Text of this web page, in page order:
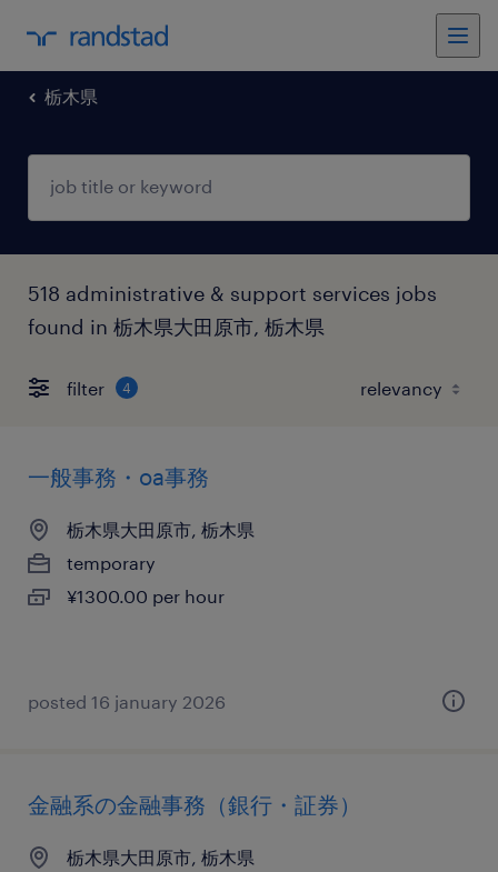
栃木県
518 administrative & support services jobs
found in 栃木県大田原市, 栃木県
filter 4
一般事務・oa事務
栃木県大田原市, 栃木県
temporary
¥1300.00 per hour
posted 16 january 2026
金融系の金融事務（銀行・証券）
栃木県大田原市, 栃木県